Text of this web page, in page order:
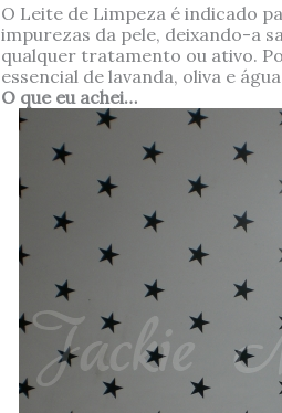
O Leite de Limpeza é indicado
impurezas da pele, deixando-a
qualquer tratamento ou ativo.
essencial de lavanda, oliva e
O que eu achei…